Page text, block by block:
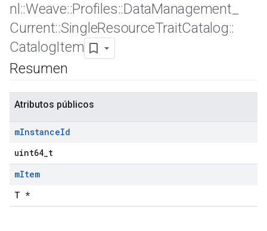
nl ::Weave::Profiles::DataManagement
Current::SingleResourceTraitCatalog::
CatalogItem
Resumen
Atributos públicos
mInstanceId
uint64_t
mItem
T *